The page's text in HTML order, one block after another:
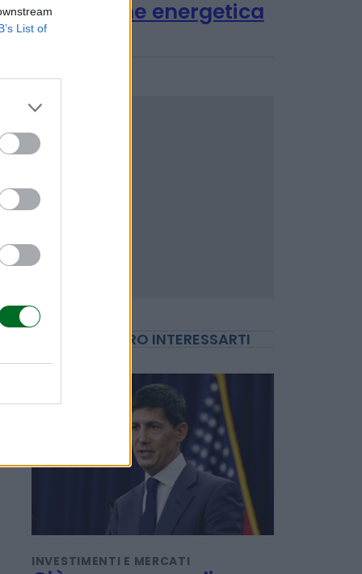
List of
TENDENZE E SOSTENIBILITÀ
Energie rinnovabili,
transizione energetica
POTREBBERO INTERESSARTI